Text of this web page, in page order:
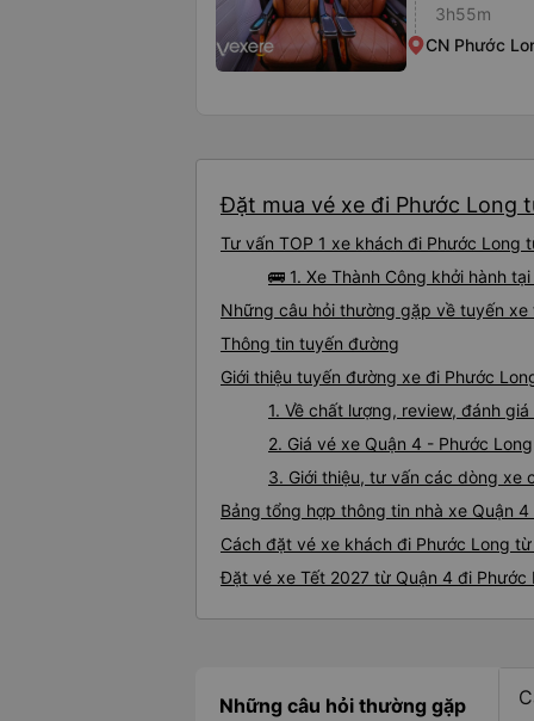
3h55m
CN Phước
Đặt mua vé xe đi Phước Long
Tư vấn TOP 1 xe khách đi Phước
🚌 1. Xe Thành Công khởi hành
Những câu hỏi thường gặp về tuyến
Thông tin tuyến đường
Giới thiệu tuyến đường xe đi Phước
1. Về chất lượng, review, đánh
2. Giá vé xe Quận 4 - Phước Long
3. Giới thiệu, tư vấn các dòng xe
Bảng tổng hợp thông tin nhà xe Quận
Cách đặt vé xe khách đi Phước Long
Đặt vé xe Tết 2027 từ Quận 4 đi Phước
Những câu hỏi thường gặp